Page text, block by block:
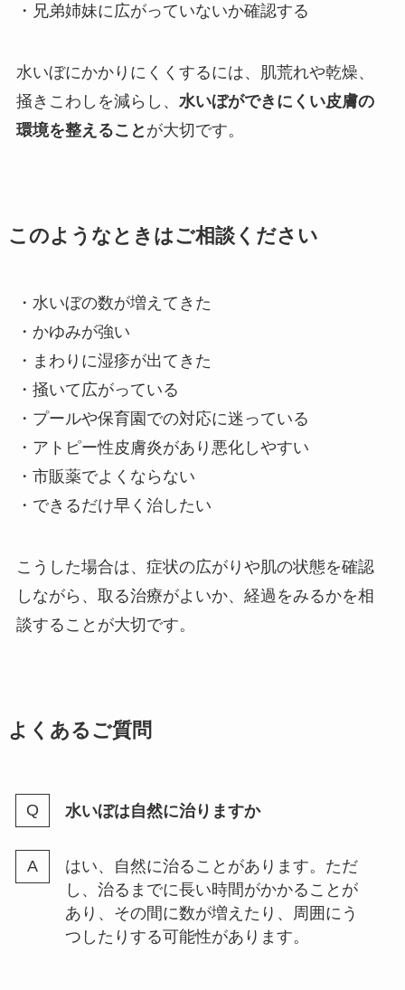
・兄弟姉妹に広がっていないか確認する
水いぼにかかりにくくするには、肌荒れや乾燥、
掻きこわしを減らし、 水いぼができにくい皮膚の
環境を整えること が大切です。
このようなときはご相談ください
・水いぼの数が増えてきた
・かゆみが強い
・まわりに湿疹が出てきた
・掻いて広がっている
・プールや保育園での対応に迷っている
・アトピー性皮膚炎があり悪化しやすい
・市販薬でよくならない
・できるだけ早く治したい
こうした場合は、症状の広がりや肌の状態を確認
しながら、取る治療がよいか、経過をみるかを相
談することが大切です。
よくあるご質問
水いぼは自然に治りますか
はい、自然に治ることがあります。ただ
し、治るまでに長い時間がかかることが
あり、その間に数が増えたり、周囲にう
つしたりする可能性があります。